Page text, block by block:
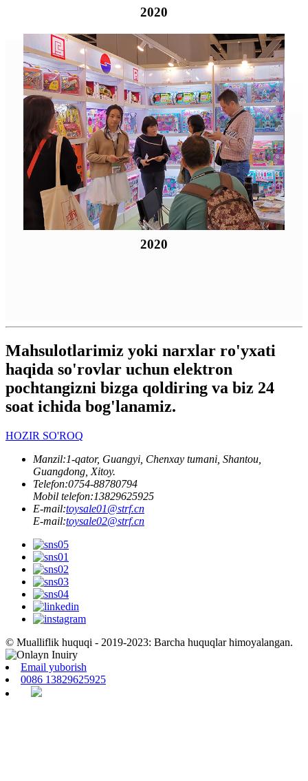
2020
2020
Mahsulotlarimiz yoki narxlar ro'yxati
haqida so'rovlar uchun elektron
pochtangizni bizga qoldiring va biz 24
soat ichida bog'lanamiz.
HOZIR SO'ROQ
Manzil:1-qator, Guangyi, Chenxay tumani, Shantou,
Guangdong, Xitoy.
Telefon:0754-88780794
Mobil telefon:13829625925
E-mail:toysale01@strf.cn
E-mail:toysale02@strf.cn
© Mualliflik huquqi - 2019-2023: Barcha huquqlar himoyalangan.
Email yuborish
0086 13829625925